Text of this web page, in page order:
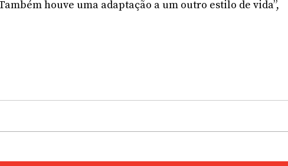
houve uma adaptação a um outro estilo de vida”,